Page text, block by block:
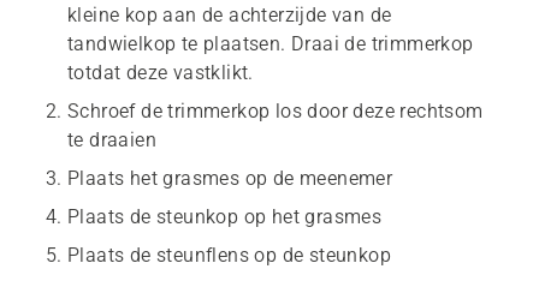
kleine kop aan de achterzijde van de
tandwielkop te plaatsen. Draai de trimmerkop
totdat deze vastklikt.
Schroef de trimmerkop los door deze rechtsom
te draaien
Plaats het grasmes op de meenemer
Plaats de steunkop op het grasmes
Plaats de steunflens op de steunkop